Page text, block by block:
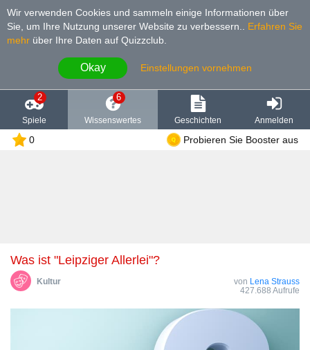
Wir verwenden Cookies und sammeln einige Informationen über
Sie, um Ihre Nutzung unserer Website zu verbessern.
Erfahren Sie
mehr über Ihre Daten auf Quizzclub.
Okay Einstellungen vornehmen
2
Spiele
6
Wissenswertes Geschichten Anmelden
0 Probieren Sie Booster aus
Was ist "Leipziger Allerlei"?
Kultur von Lena Strauss
427.688 Aufrufe